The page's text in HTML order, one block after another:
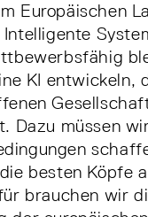
Europäischen
Intelligente
KI entwickeln,
Dazu müssen
besten Köpfe
brauchen wir